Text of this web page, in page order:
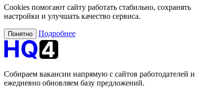
Cookies помогают сайту работать стабильно, сохранять
настройки и улучшать качество сервиса.
Понятно Подробнее
Собираем вакансии напрямую с сайтов работодателей и
ежедневно обновляем базу предложений.